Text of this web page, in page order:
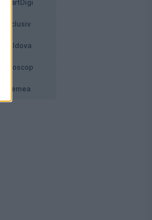
SmartDigi
Exclusiv
Moldova
Horoscop
Vremea